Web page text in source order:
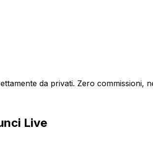
da privati. Zero commissioni,
Live